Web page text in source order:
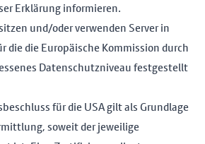
Erklärung informieren.
und/oder verwenden Server in
die die Europäische Kommission durch
Datenschutzniveau festgestellt
für die USA gilt als Grundlage
soweit der jeweilige